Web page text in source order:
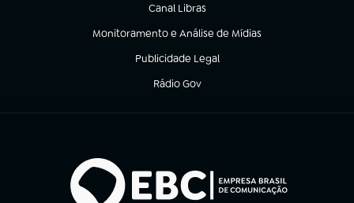
Canal Libras
(abre em nova aba)
Monitoramento e Análise de Mídias
(abre em nova aba)
Publicidade Legal
(abre em nova aba)
Rádio Gov
(abre em nova aba)